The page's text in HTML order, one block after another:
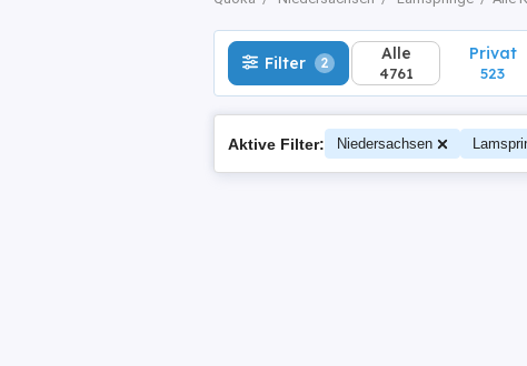
Filter 2 Alle
4761
Privat
523
Aktive Filter: Niedersachsen